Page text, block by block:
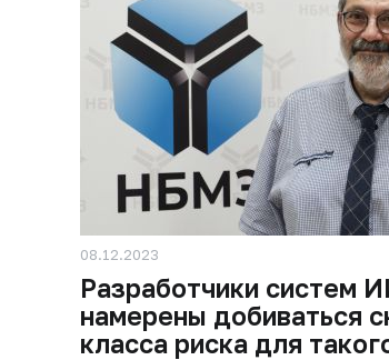
08.12.2023
Разработчики систем
намерены добиваться
класса риска для